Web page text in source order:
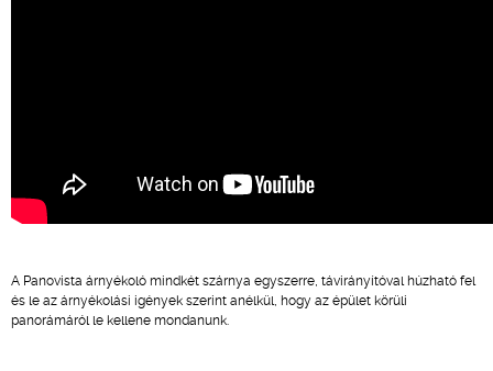
A Panovista árnyékoló mindkét szárnya egyszerre, távirányítóval húzható fel
és le az árnyékolási igények szerint anélkül, hogy az épület körüli
panorámáról le kellene mondanunk.